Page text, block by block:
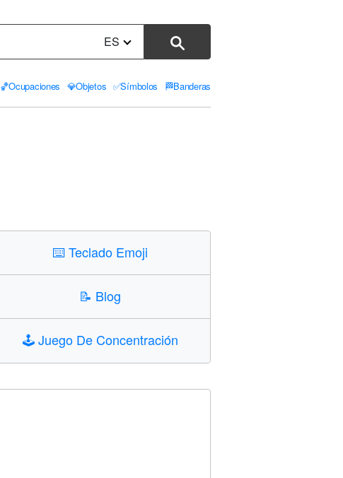
ES
🏀Ocupaciones 💎Objetos ✅Símbolos 🏁Banderas
⌨️Teclado Emoji
📝 Blog
🕹️Juego De Concentración